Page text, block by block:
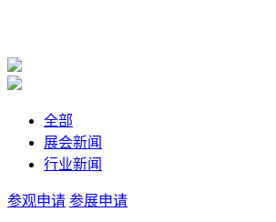
全部
展会新闻
行业新闻
参观申请 参展申请